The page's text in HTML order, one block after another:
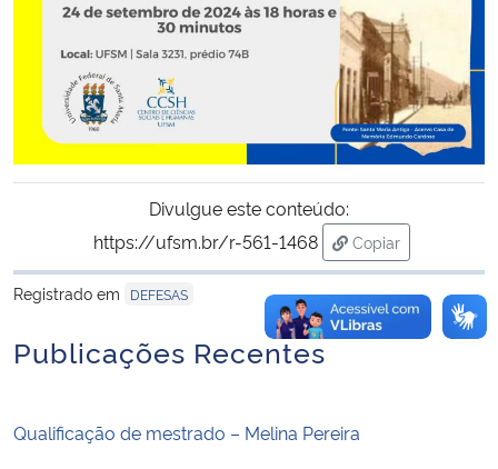
Divulgue este conteúdo:
https://ufsm.br/r-561-1468
Copiar
para área de
Registrado em
DEFESAS
Publicações Recentes
Qualificação de mestrado – Melina Pereira